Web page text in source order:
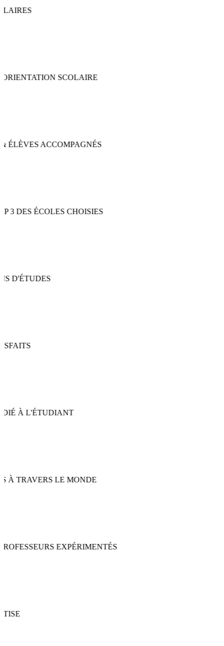
SCOLAIRE
ACCOMPAGNÉS
DES ÉCOLES CHOISIES
D'ÉTUDES
À L'ÉTUDIANT
TRAVERS LE MONDE
EXPÉRIMENTÉS